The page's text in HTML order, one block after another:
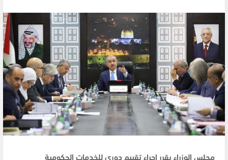
مجلس الوزراء يقرر إجراء تقييم دوري للخدمات الحكومية